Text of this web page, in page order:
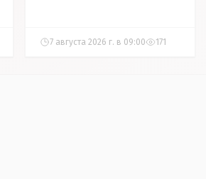
7 августа 2026 г. в 09:00 171